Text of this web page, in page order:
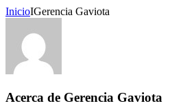
InicioIGerencia Gaviota
Acerca de Gerencia Gaviota